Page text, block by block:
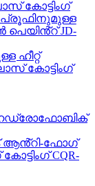
കോട്ടിംഗ്
പ്രൂഫിനുമുള്ള
JD-
ഹീറ്റ്
കോട്ടിംഗ്
ആൻ്റി-ഫോഗ്
CQR-